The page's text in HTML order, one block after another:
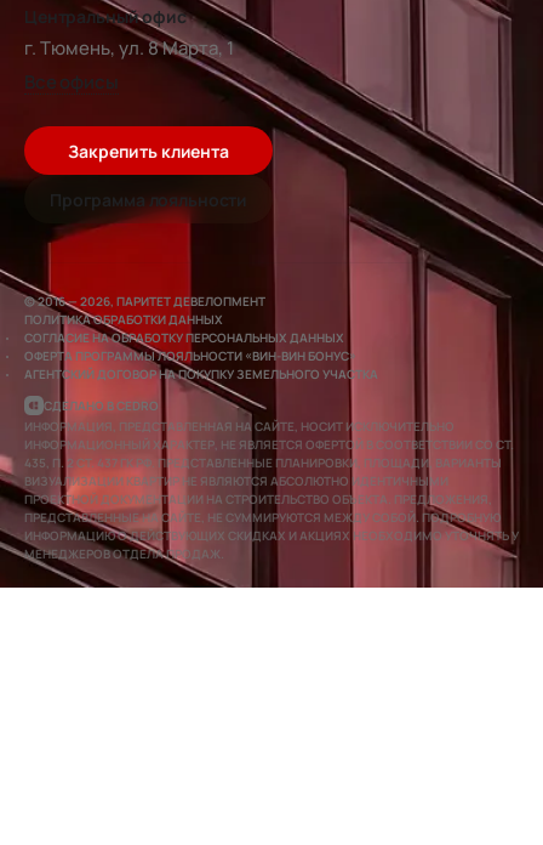
Центральный офис
г. Тюмень, ул. 8 Марта, 1
Все офисы
Закрепить клиента
Программа лояльности
© 2016 — 2026, ПАРИТЕТ ДЕВЕЛОПМЕНТ
ПОЛИТИКА ОБРАБОТКИ ДАННЫХ
СОГЛАСИЕ НА ОБРАБОТКУ ПЕРСОНАЛЬНЫХ ДАННЫХ
ОФЕРТА ПРОГРАММЫ ЛОЯЛЬНОСТИ «ВИН-ВИН БОНУС»
АГЕНТСКИЙ ДОГОВОР НА ПОКУПКУ ЗЕМЕЛЬНОГО УЧАСТКА
СДЕЛАНО В CEDRO
ИНФОРМАЦИЯ, ПРЕДСТАВЛЕННАЯ НА САЙТЕ, НОСИТ ИСКЛЮЧИТЕЛЬНО
ИНФОРМАЦИОННЫЙ ХАРАКТЕР, НЕ ЯВЛЯЕТСЯ ОФЕРТОЙ В СООТВЕТСТВИИ СО СТ.
435, П. 2 СТ. 437 ГК РФ. ПРЕДСТАВЛЕННЫЕ ПЛАНИРОВКИ, ПЛОЩАДИ, ВАРИАНТЫ
ВИЗУАЛИЗАЦИИ КВАРТИР НЕ ЯВЛЯЮТСЯ АБСОЛЮТНО ИДЕНТИЧНЫМИ
ПРОЕКТНОЙ ДОКУМЕНТАЦИИ НА СТРОИТЕЛЬСТВО ОБЪЕКТА. ПРЕДЛОЖЕНИЯ,
ПРЕДСТАВЛЕННЫЕ НА САЙТЕ, НЕ СУММИРУЮТСЯ МЕЖДУ СОБОЙ. ПОДРОБНУЮ
ИНФОРМАЦИЮ О ДЕЙСТВУЮЩИХ СКИДКАХ И АКЦИЯХ НЕОБХОДИМО УТОЧНЯТЬ У
МЕНЕДЖЕРОВ ОТДЕЛА ПРОДАЖ.